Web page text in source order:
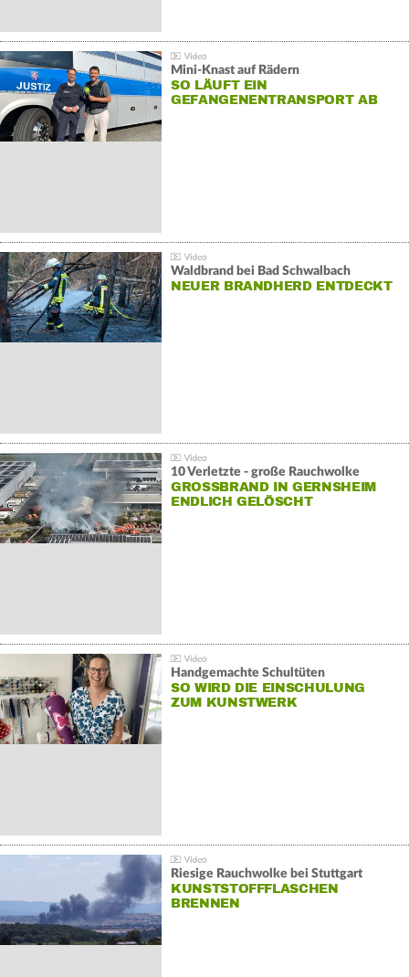
Mini-Knast auf Rädern
SO LÄUFT EIN
GEFANGENENTRANSPORT AB
Waldbrand bei Bad Schwalbach
NEUER BRANDHERD ENTDECKT
10 Verletzte - große Rauchwolke
GROSSBRAND IN GERNSHEIM E
NDLICH GELÖSCHT
Handgemachte Schultüten
SO WIRD DIE EINSCHULUNG
ZUM KUNSTWERK
Riesige Rauchwolke bei Stuttgart
KUNSTSTOFFFLASCHEN
BRENNEN